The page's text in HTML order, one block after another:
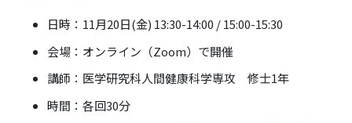
日時： 11月20日(金) 13:30-14:00 / 15:00-15:30
会場：オンライン（Zoom）で開催
講師：医学研究科人間健康科学専攻 修士1年
時間：各回30分